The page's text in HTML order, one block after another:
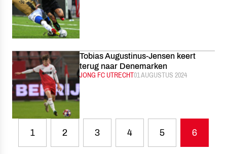
Tobias Augustinus-Jensen keert
terug naar Denemarken
CATEGORIE:
JONG FC UTRECHTGEPUBLICEERD:
01 AUGUSTUS 2024
1 2 3 4 5 6